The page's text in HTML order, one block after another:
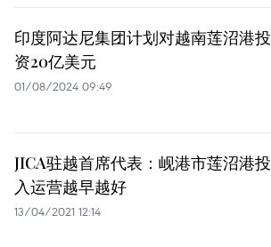
印度阿达尼集团计划对越南莲沼港投
资20亿美元
01/08/2024 09:49
JICA驻越首席代表：岘港市莲沼港投
入运营越早越好
13/04/2021 12:14